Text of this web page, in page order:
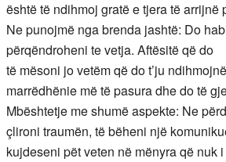
është të ndihmoj gratë e tjera të arrijnë
Ne punojmë nga brenda jashtë: Do
përqëndroheni te vetja. Aftësitë që do
të mësoni jo vetëm që do t’ju
marrëdhënie më të pasura dhe do të
Mbështetje me shumë aspekte: Ne
çlironi traumën, të bëheni një
kujdeseni pët veten në mënyra që nuk